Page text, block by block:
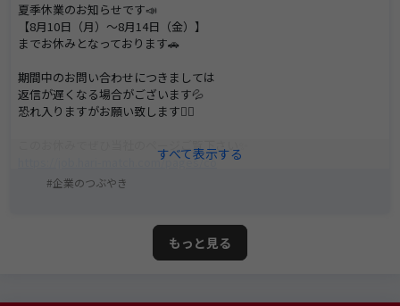
夏季休業のお知らせです📣
【8月10日（月）～8月14日（金）】
までお休みとなっております🚗
期間中のお問い合わせにつきましては
返信が遅くなる場合がございます💦
恐れ入りますがお願い致します🙇‍♂️
このお休みでぜひ当社のページご覧下さい✨
https://job.hari-match.com/pages/co
mpany/neo-car/internship.php
企業のつぶやき
もっと見る